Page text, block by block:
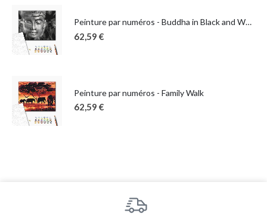
Peinture par numéros - Buddha in Black and White
62,59 €
Peinture par numéros - Family Walk
62,59 €